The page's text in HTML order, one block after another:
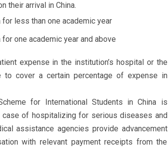
their arrival in China.
less than one academic year
one academic year and above
expense in the institution’s hospital or the
cover a certain percentage of expense in
for International Students in China is
of hospitalizing for serious diseases and
assistance agencies provide advancement
with relevant payment receipts from the